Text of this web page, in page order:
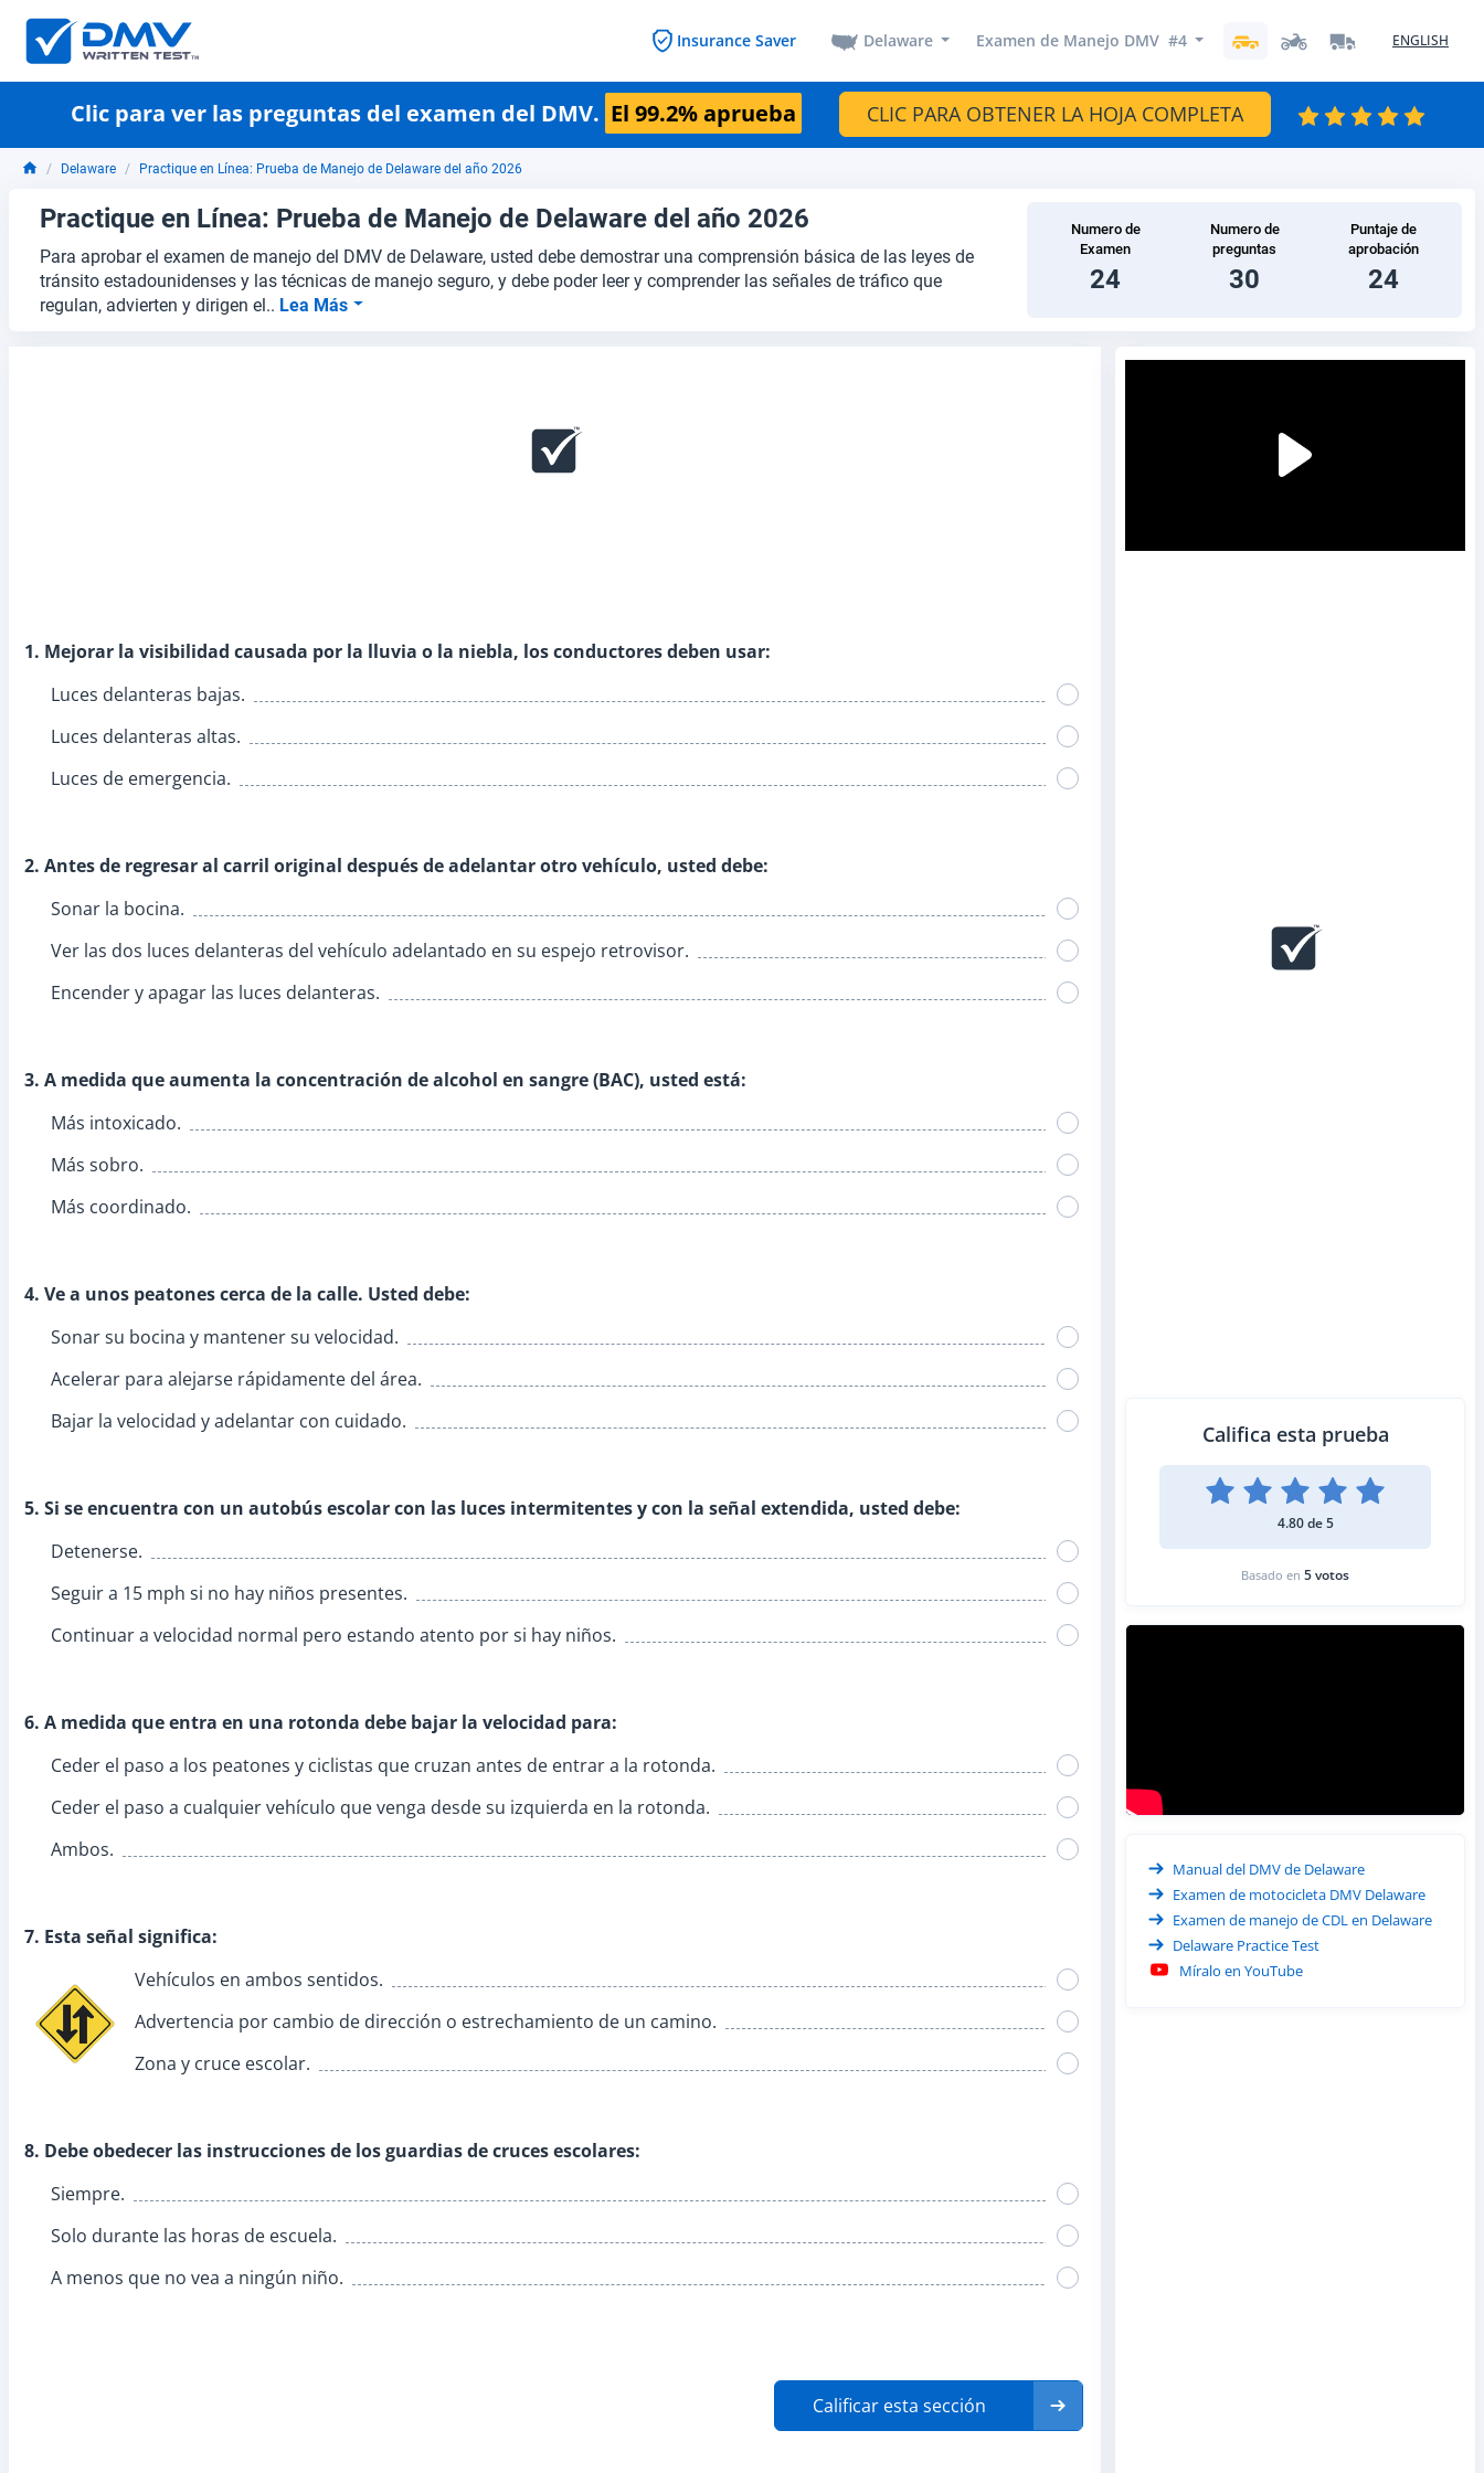
Insurance Saver Delaware Examen de Manejo DMV #4 ENGLISH
Clic para ver las preguntas del examen del DMV. El 99.2% aprueba CLIC PARA OBTENER LA HOJA COMPLETA
Delaware Practique en Línea: Prueba de Manejo de Delaware del año 2026
Practique en Línea: Prueba de Manejo de Delaware del año 2026
Para aprobar el examen de manejo del DMV de Delaware, usted debe demostrar una comprensión básica de las leyes de
tránsito estadounidenses y las técnicas de manejo seguro, y debe poder leer y comprender las señales de tráfico que
regulan, advierten y dirigen el.. Lea Más
Numero de
Examen
24
Numero de
preguntas
30
Puntaje de
aprobación
24
1. Mejorar la visibilidad causada por la lluvia o la niebla, los conductores deben usar:
Luces delanteras bajas.
Luces delanteras altas.
Luces de emergencia.
2. Antes de regresar al carril original después de adelantar otro vehículo, usted debe:
Sonar la bocina.
Ver las dos luces delanteras del vehículo adelantado en su espejo retrovisor.
Encender y apagar las luces delanteras.
3. A medida que aumenta la concentración de alcohol en sangre (BAC), usted está:
Más intoxicado.
Más sobro.
Más coordinado.
4. Ve a unos peatones cerca de la calle. Usted debe:
Sonar su bocina y mantener su velocidad.
Acelerar para alejarse rápidamente del área.
Bajar la velocidad y adelantar con cuidado.
5. Si se encuentra con un autobús escolar con las luces intermitentes y con la señal extendida, usted debe:
Detenerse.
Seguir a 15 mph si no hay niños presentes.
Continuar a velocidad normal pero estando atento por si hay niños.
6. A medida que entra en una rotonda debe bajar la velocidad para:
Ceder el paso a los peatones y ciclistas que cruzan antes de entrar a la rotonda.
Ceder el paso a cualquier vehículo que venga desde su izquierda en la rotonda.
Ambos.
7. Esta señal significa:
Vehículos en ambos sentidos.
Advertencia por cambio de dirección o estrechamiento de un camino.
Zona y cruce escolar.
8. Debe obedecer las instrucciones de los guardias de cruces escolares:
Siempre.
Solo durante las horas de escuela.
A menos que no vea a ningún niño.
Calificar esta sección
Califica esta prueba
4.80 de 5
Basado en 5 votos
Manual del DMV de Delaware
Examen de motocicleta DMV Delaware
Examen de manejo de CDL en Delaware
Delaware Practice Test
Míralo en YouTube